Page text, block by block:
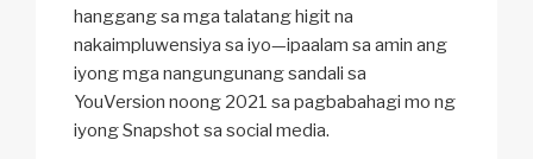
hanggang sa mga talatang higit na
nakaimpluwensiya sa iyo—ipaalam sa amin ang
iyong mga nangungunang sandali sa
YouVersion noong 2021 sa pagbabahagi mo ng
iyong Snapshot sa social media.